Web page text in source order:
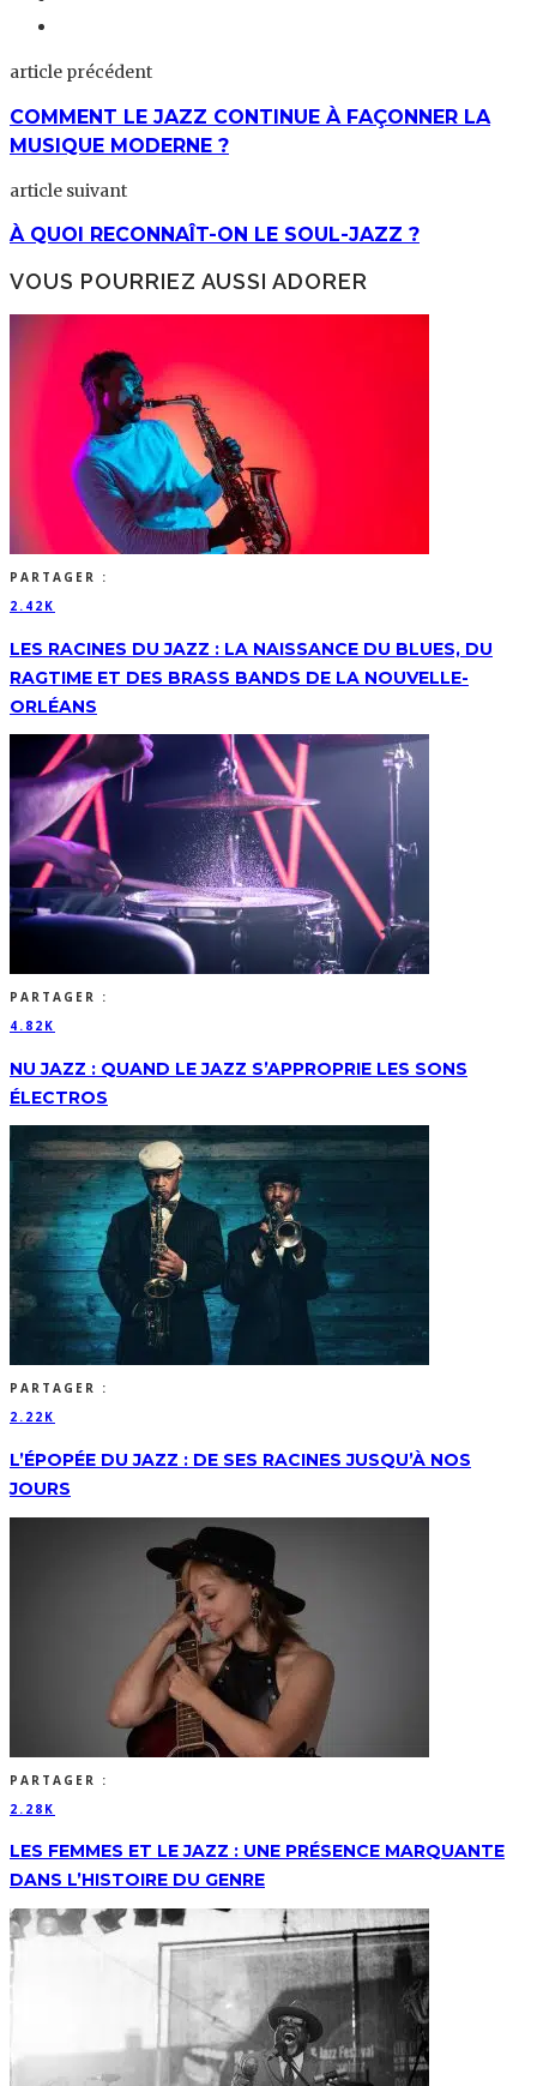
article précédent
COMMENT LE JAZZ CONTINUE À FAÇONNER LA
MUSIQUE MODERNE ?
article suivant
À QUOI RECONNAÎT-ON LE SOUL-JAZZ ?
VOUS POURRIEZ AUSSI ADORER
PARTAGER :
2.42K
LES RACINES DU JAZZ : LA NAISSANCE DU BLUES, DU
RAGTIME ET DES BRASS BANDS DE LA NOUVELLE-
ORLÉANS
PARTAGER :
4.82K
NU JAZZ : QUAND LE JAZZ S’APPROPRIE LES SONS
ÉLECTROS
PARTAGER :
2.22K
L’ÉPOPÉE DU JAZZ : DE SES RACINES JUSQU’À NOS
JOURS
PARTAGER :
2.28K
LES FEMMES ET LE JAZZ : UNE PRÉSENCE MARQUANTE
DANS L’HISTOIRE DU GENRE